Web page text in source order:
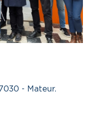
- Mateur.